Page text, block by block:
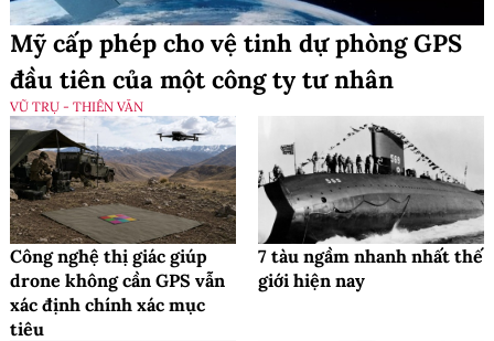
Mỹ cấp phép cho vệ tinh dự phòng GPS
đầu tiên của một công ty tư nhân
VŨ TRỤ - THIÊN VĂN
Công nghệ thị giác giúp
drone không cần GPS vẫn
xác định chính xác mục
tiêu
7 tàu ngầm nhanh nhất thế
giới hiện nay